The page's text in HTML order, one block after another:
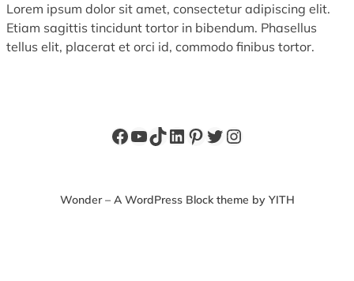
Lorem ipsum dolor sit amet, consectetur adipiscing elit.
Etiam sagittis tincidunt tortor in bibendum. Phasellus
tellus elit, placerat et orci id, commodo finibus tortor.
Facebook
YouTube
TikTok
LinkedIn
Pinterest
X Instagram
Wonder – A WordPress Block theme by YITH